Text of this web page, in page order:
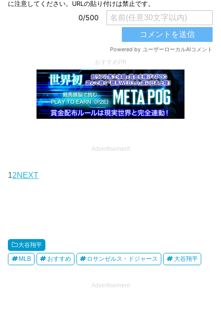
おすすめPR
Advertisement
1 2NEXT
大谷翔平
MLB おすすめ ロサンゼルス・ドジャース 大谷翔平
Advertisement